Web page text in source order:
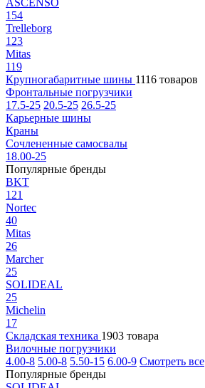
ASCENSO
154
Trelleborg
123
Mitas
119
Крупногабаритные шины 1116 товаров
Фронтальные погрузчики
17.5-25 20.5-25 26.5-25
Карьерные шины
Краны
Сочлененные самосвалы
18.00-25
Популярные бренды
BKT
121
Nortec
40
Mitas
26
Marcher
25
SOLIDEAL
25
Michelin
17
Складская техника 1903 товара
Вилочные погрузчики
4.00-8 5.00-8 5.50-15 6.00-9 Смотреть все
Популярные бренды